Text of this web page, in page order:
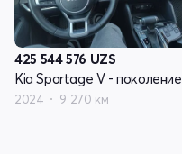
425 544 576 UZS
Kia Sportage V - поколение
2024 9 270 км